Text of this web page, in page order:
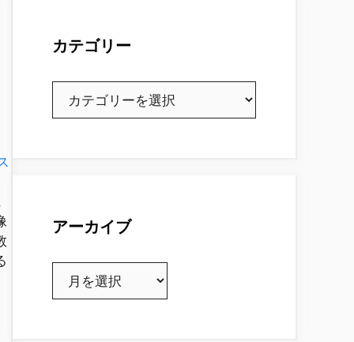
カテゴリー
アーカイブ